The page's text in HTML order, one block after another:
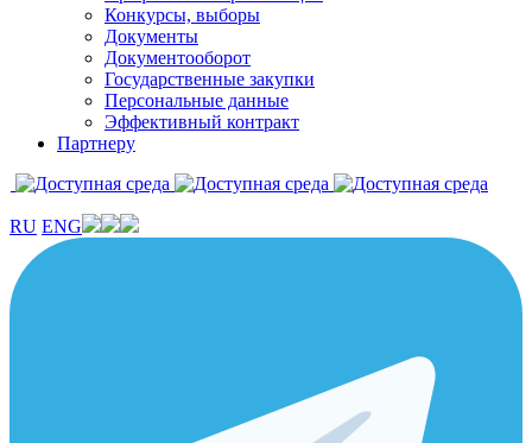
Конкурсы, выборы
Документы
Документооборот
Государственные закупки
Персональные данные
Эффективный контракт
Партнеру
RU ENG